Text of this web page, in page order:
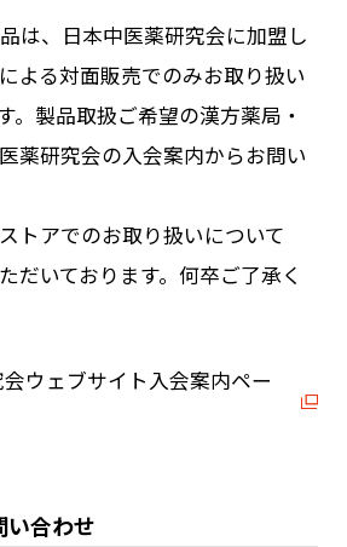
は、日本中医薬研究会に加盟し
よる対面販売でのみお取り扱い
。製品取扱ご希望の漢方薬局・
薬研究会の入会案内からお問い
トアでのお取り扱いについて
だいております。何卒ご了承く
ウェブサイト入会案内ペー
い合わせ